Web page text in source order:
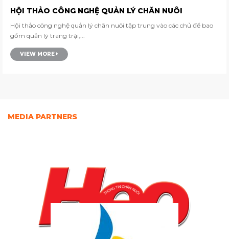
HỘI THẢO CÔNG NGHỆ QUẢN LÝ CHĂN NUÔI
Hội thảo công nghệ quản lý chăn nuôi tập trung vào các chủ đề bao
gồm quản lý trang trại,...
VIEW MORE
MEDIA PARTNERS